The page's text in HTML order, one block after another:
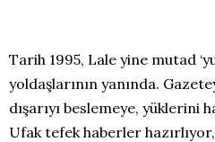
Tarih 1995, Lale yine mutad
yoldaşlarının yanında.
dışarıyı beslemeye, yüklerini
Ufak tefek haberler